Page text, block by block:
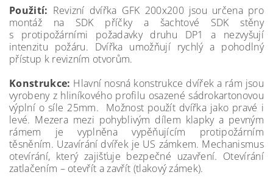
Použití: Revizní dvířka GFK 200x200 jsou určena pro
montáž na SDK příčky a šachtové SDK stěny
s protipožárními požadavky druhu DP1 a nezvyšují
intenzitu požáru. Dvířka umožňují rychlý a pohodlný
přístup k revizním otvorům.
Konstrukce: Hlavní nosná konstrukce dvířek a rám jsou
vyrobeny z hliníkového profilu osazené sádrokartonovou
výplní o síle 25mm. Možnost použít dvířka jako pravé i
levé. Mezera mezi pohyblivým dílem klapky a pevným
rámem je vyplněna vypěňujícím protipožárním
těsněním. Uzavírání dvířek je US zámkem. Mechanismus
otevírání, který zajišťuje bezpečné uzavření. Otevírání
zatlačením – otevřít a zavřít (tlakový zámek).